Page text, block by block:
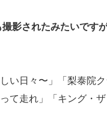
影されたみたいです
い日々〜」「梨泰院
て走れ」「キング・ザ